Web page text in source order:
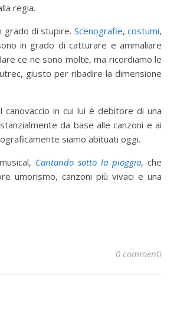
regia.
grado di stupire. Scenografie,costumi,
in grado di catturare e ammaliare
ce ne sono molte, ma ricordiamo le
giusto per ribadire la dimensione
in cui lui è debitore di una
da base alle canzoni e ai
siamo abituati oggi.
Cantando sotto la pioggia, che
umorismo, canzoni più vivaci e una
0 commenti